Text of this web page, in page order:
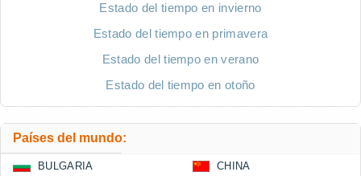
Estado del tiempo en invierno
Estado del tiempo en primavera
Estado del tiempo en verano
Estado del tiempo en otoño
Países del mundo:
BULGARIA CHINA